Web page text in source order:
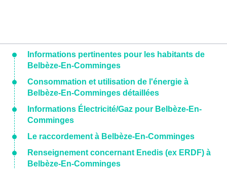
Informations pertinentes pour les habitants de
Belbèze-En-Comminges
Consommation et utilisation de l'énergie à
Belbèze-En-Comminges détaillées
Informations Électricité/Gaz pour Belbèze-En-
Comminges
Le raccordement à Belbèze-En-Comminges
Renseignement concernant Enedis (ex ERDF) à
Belbèze-En-Comminges